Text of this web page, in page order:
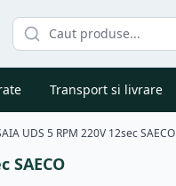
Transport si livrare
UDS 5 RPM 220V 12sec SAECO
SAECO